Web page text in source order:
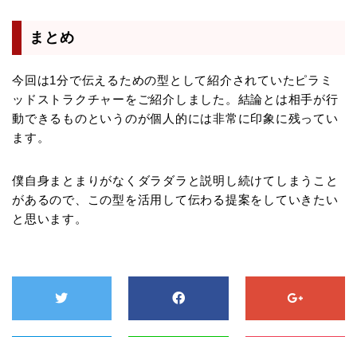
まとめ
今回は1分で伝えるための型として紹介されていたピラミ
ッドストラクチャーをご紹介しました。結論とは相手が行
動できるものというのが個人的には非常に印象に残ってい
ます。
僕自身まとまりがなくダラダラと説明し続けてしまうこと
があるので、この型を活用して伝わる提案をしていきたい
と思います。